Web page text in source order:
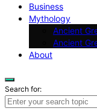
Business
Mythology
Ancient
Ancient
About
Search for: